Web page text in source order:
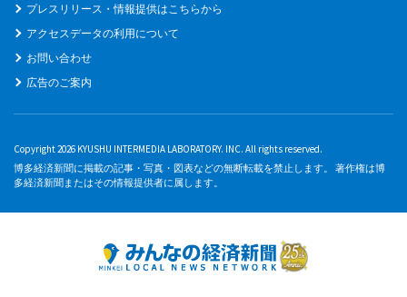
プレスリリース・情報提供はこちらから
アクセスデータの利用について
お問い合わせ
広告のご案内
Copyright 2026 KYUSHU INTERMEDIA LABORATORY. INC. All rights reserved.
博多経済新聞に掲載の記事・写真・図表などの無断転載を禁止します。 著作権は博
多経済新聞またはその情報提供者に属します。